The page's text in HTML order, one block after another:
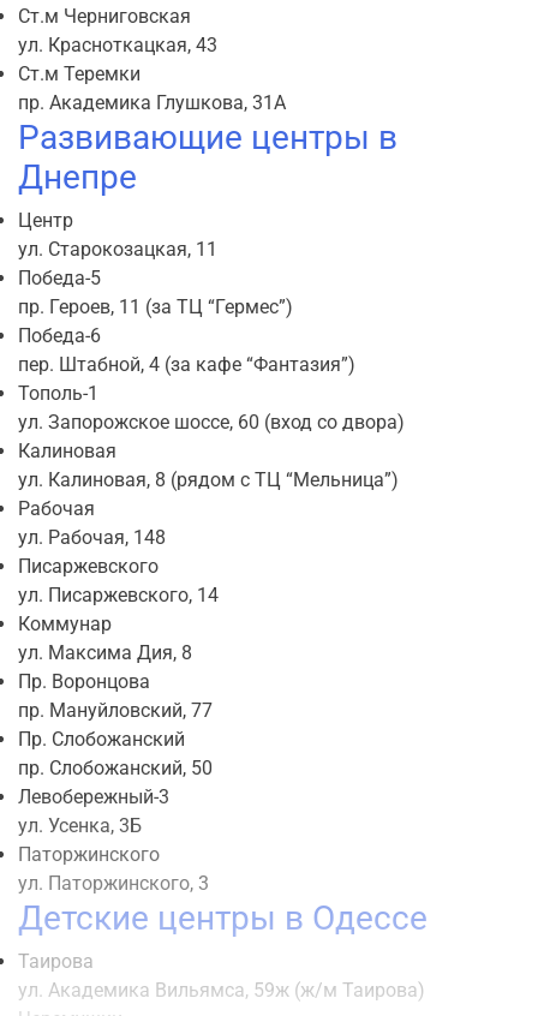
Ст.м Черниговская
ул. Красноткацкая, 43
Ст.м Теремки
пр. Академика Глушкова, 31А
Развивающие центры в
Днепре
Центр
ул. Старокозацкая, 11
Победа-5
пр. Героев, 11 (за ТЦ “Гермес”)
Победа-6
пер. Штабной, 4 (за кафе “Фантазия”)
Тополь-1
ул. Запорожское шоссе, 60 (вход со двора)
Калиновая
ул. Калиновая, 8 (рядом с ТЦ “Мельница”)
Рабочая
ул. Рабочая, 148
Писаржевского
ул. Писаржевского, 14
Коммунар
ул. Максима Дия, 8
Пр. Воронцова
пр. Мануйловский, 77
Пр. Слобожанский
пр. Слобожанский, 50
Левобережный-3
ул. Усенка, 3Б
Паторжинского
ул. Паторжинского, 3
Детские центры в Одессе
Таирова
ул. Академика Вильямса, 59ж (ж/м Таирова)